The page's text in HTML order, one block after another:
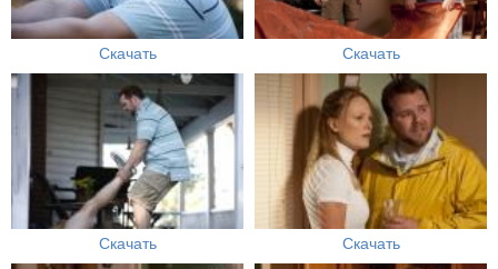
Скачать Скачать
Скачать Скачать